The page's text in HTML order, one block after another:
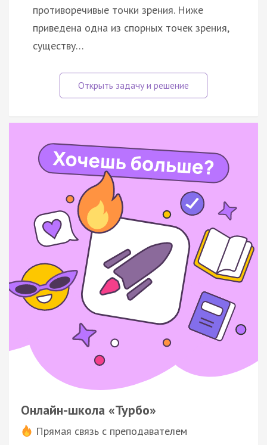
противоречивые точки зрения. Ниже
приведена одна из спорных точек зрения,
существу…
Онлайн-школа «Турбо»
Прямая связь с преподавателем